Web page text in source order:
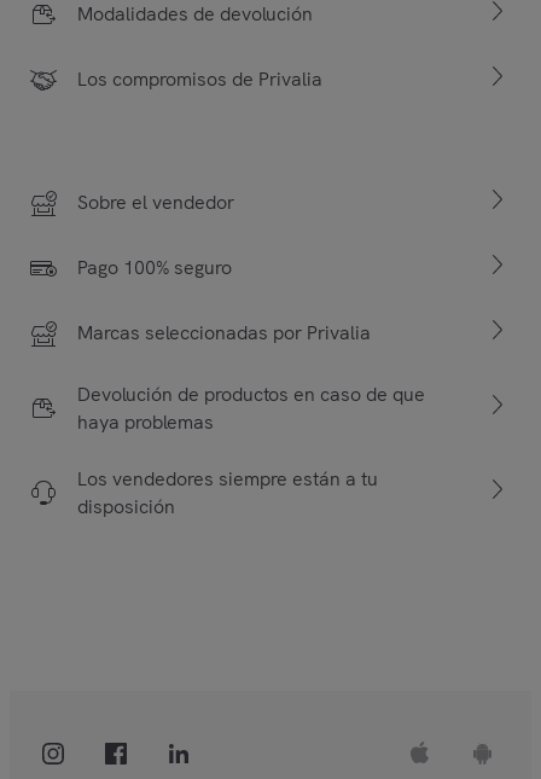
Modalidades de devolución
Los compromisos de Privalia
Sobre el vendedor
Pago 100% seguro
Marcas seleccionadas por Privalia
Devolución de productos en caso de que
haya problemas
Los vendedores siempre están a tu
disposición